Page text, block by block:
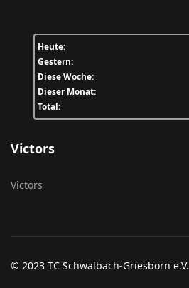
Heute:
Gestern:
Diese Woche:
Dieser Monat:
Total:
Victors
Victors
© 2023 TC Schwalbach-Griesborn e.V.